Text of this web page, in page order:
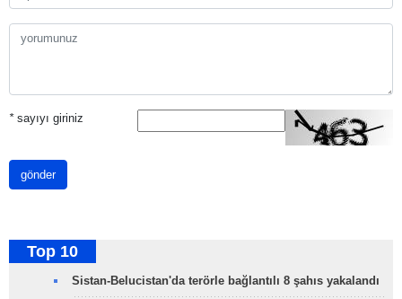
*sayıyı giriniz
gönder
Top 10
Sistan-Belucistan'da terörle bağlantılı 8 şahıs yakalandı